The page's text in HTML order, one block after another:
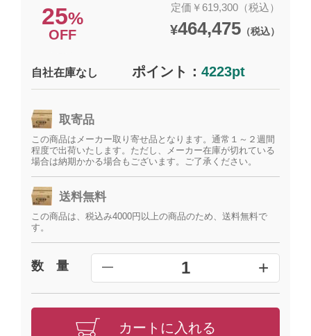
25%
OFF
定価￥619,300（税込）
¥464,475（税込）
自社在庫なし ポイント：4223pt
取寄品
この商品はメーカー取り寄せ品となります。通常１～２週間
程度で出荷いたします。ただし、メーカー在庫が切れている
場合は納期かかる場合もございます。ご了承ください。
送料無料
この商品は、税込み4000円以上の商品のため、送料無料で
す。
数 量 ━ 1 +
カートに入れる